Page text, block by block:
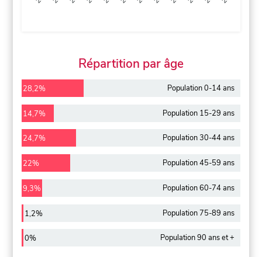
Répartition par âge
28,2% Population 0-14 ans
14,7% Population 15-29 ans
24,7% Population 30-44 ans
22% Population 45-59 ans
9,3% Population 60-74 ans
1,2% Population 75-89 ans
0% Population 90 ans et +